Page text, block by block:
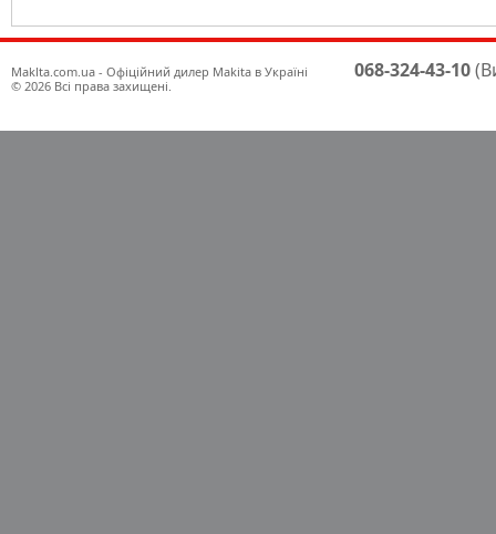
Maklta.com.ua - Офіційний дилер Makita в Україні
© 2026 Всі права захищені.
068-324-43-10